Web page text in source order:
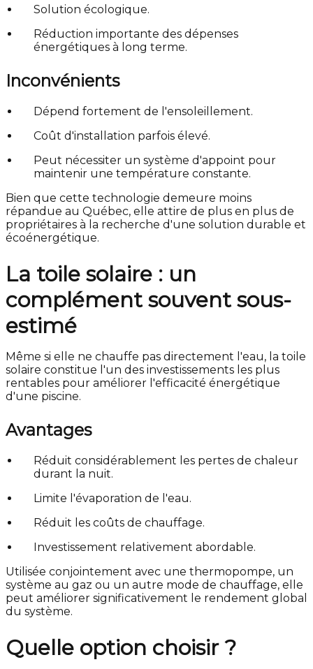
Solution écologique.
Réduction importante des dépenses
énergétiques à long terme.
Inconvénients
Dépend fortement de l'ensoleillement.
Coût d'installation parfois élevé.
Peut nécessiter un système d'appoint pour
maintenir une température constante.
Bien que cette technologie demeure moins
répandue au Québec, elle attire de plus en plus de
propriétaires à la recherche d'une solution durable et
écoénergétique.
La toile solaire : un
complément souvent sous-
estimé
Même si elle ne chauffe pas directement l'eau, la toile
solaire constitue l'un des investissements les plus
rentables pour améliorer l'efficacité énergétique
d'une piscine.
Avantages
Réduit considérablement les pertes de chaleur
durant la nuit.
Limite l'évaporation de l'eau.
Réduit les coûts de chauffage.
Investissement relativement abordable.
Utilisée conjointement avec une thermopompe, un
système au gaz ou un autre mode de chauffage, elle
peut améliorer significativement le rendement global
du système.
Quelle option choisir ?